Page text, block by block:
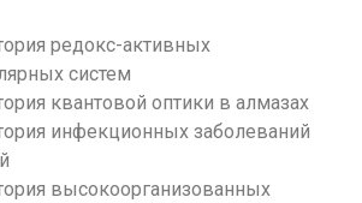
редокс-активных
систем
квантовой оптики в алмазах
инфекционных заболеваний
высокоорганизованных